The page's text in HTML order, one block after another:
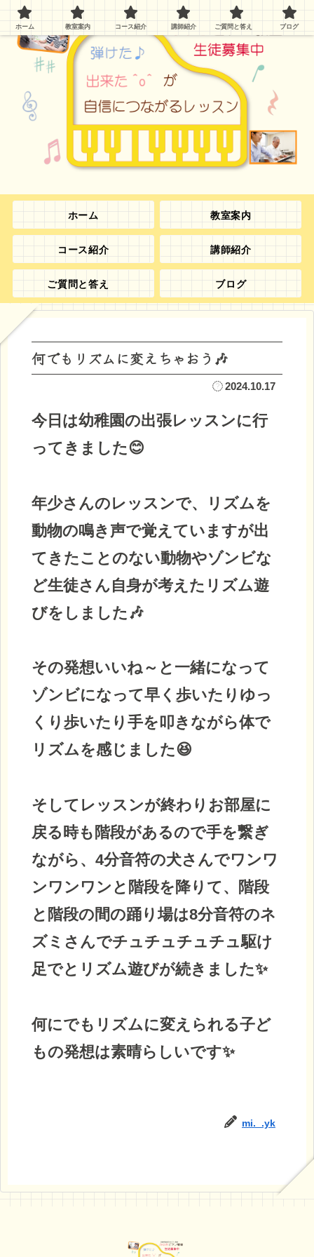
ホーム 教室案内
コース紹介 講師紹介
ご質問と答え ブログ
何でもリズムに変えちゃおう🎶
2024.10.17
今日は幼稚園の出張レッスンに行
ってきました😊
年少さんのレッスンで、リズムを
動物の鳴き声で覚えていますが出
てきたことのない動物やゾンビな
ど生徒さん自身が考えたリズム遊
びをしました🎶
その発想いいね～と一緒になって
ゾンビになって早く歩いたりゆっ
くり歩いたり手を叩きながら体で
リズムを感じました😆
そしてレッスンが終わりお部屋に
戻る時も階段があるので手を繋ぎ
ながら、4分音符の犬さんでワンワ
ンワンワンと階段を降りて、階段
と階段の間の踊り場は8分音符のネ
ズミさんでチュチュチュチュ駆け
足でとリズム遊びが続きました✨
何にでもリズムに変えられる子ど
もの発想は素晴らしいです✨
mi._.yk
ホーム 教室案内 コース紹介 講師紹介 ご質問と答え ブログ